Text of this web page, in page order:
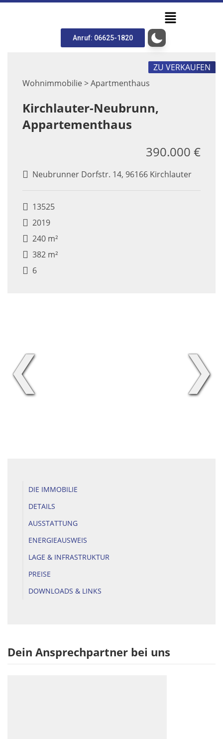
Anruf: 06625-1820
Wohnimmobilie > Apartmenthaus
ZU VERKAUFEN
Kirchlauter-Neubrunn,
Appartementhaus
Neubrunner Dorfstr. 14, 96166 Kirchlauter
390.000 €
13525
2019
240 m²
382 m²
6
❮ ❯
DIE IMMOBILIE
DETAILS
AUSSTATTUNG
ENERGIEAUSWEIS
LAGE & INFRASTRUKTUR
PREISE
DOWNLOADS & LINKS
Dein Ansprechpartner bei uns